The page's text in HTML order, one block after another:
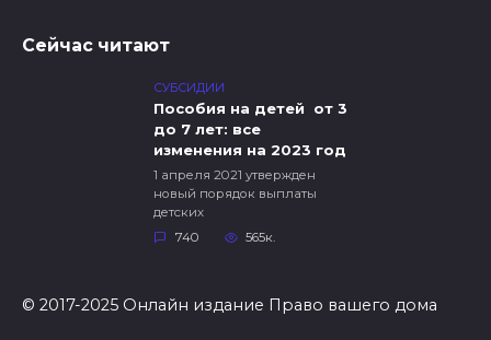
Сейчас читают
СУБСИДИИ
Пособия на детей от 3
до 7 лет: все
изменения на 2023 год
1 апреля 2021 утвержден
новый порядок выплаты
детских
740
565к.
© 2017-2025 Онлайн издание Право вашего дома